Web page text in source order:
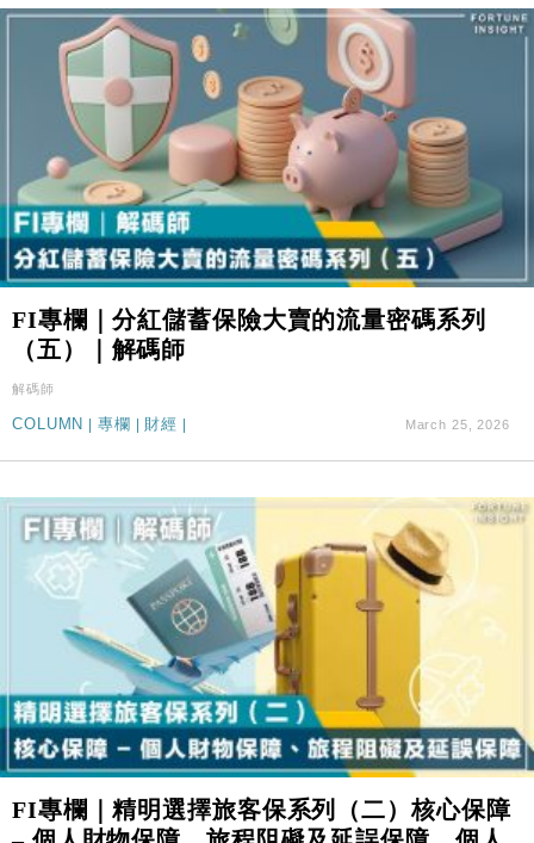
FI專欄｜分紅儲蓄保險大賣的流量密碼系列
（五）｜解碼師
解碼師
COLUMN 專欄 財經 March 25, 2026
FI專欄｜精明選擇旅客保系列（二）核心保障